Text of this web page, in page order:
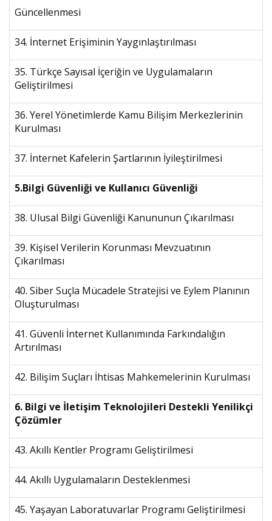
Güncellenmesi
34. İnternet Erişiminin Yaygınlaştırılması
35. Türkçe Sayısal İçeriğin ve Uygulamaların
Geliştirilmesi
36. Yerel Yönetimlerde Kamu Bilişim Merkezlerinin
Kurulması
37. İnternet Kafelerin Şartlarının İyileştirilmesi
5.Bilgi Güvenliği ve Kullanıcı Güvenliği
38. Ulusal Bilgi Güvenliği Kanununun Çıkarılması
39. Kişisel Verilerin Korunması Mevzuatının
Çıkarılması
40. Siber Suçla Mücadele Stratejisi ve Eylem Planının
Oluşturulması
41. Güvenli İnternet Kullanımında Farkındalığın
Artırılması
42. Bilişim Suçları İhtisas Mahkemelerinin Kurulması
6. Bilgi ve İletişim Teknolojileri Destekli Yenilikçi
Çözümler
43. Akıllı Kentler Programı Geliştirilmesi
44. Akıllı Uygulamaların Desteklenmesi
45. Yaşayan Laboratuvarlar Programı Geliştirilmesi